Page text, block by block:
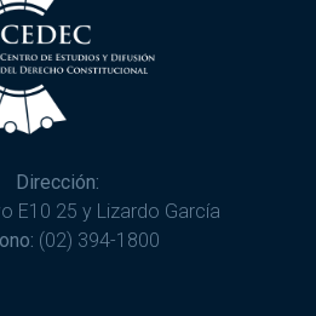
Dirección:
E10 25 y Lizardo García
(02) 394-1800